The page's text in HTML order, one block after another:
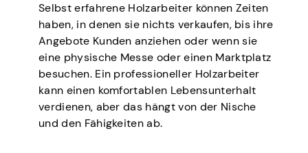
Selbst erfahrene Holzarbeiter können Zeiten
haben, in denen sie nichts verkaufen, bis ihre
Angebote Kunden anziehen oder wenn sie
eine physische Messe oder einen Marktplatz
besuchen. Ein professioneller Holzarbeiter
kann einen komfortablen Lebensunterhalt
verdienen, aber das hängt von der Nische
und den Fähigkeiten ab.